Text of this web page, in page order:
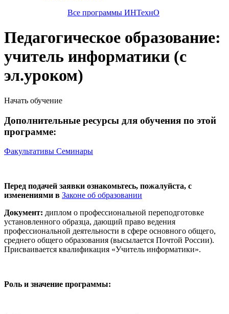
Все программы ИНТехнО
Педагогическое образование:
учитель информатики (с
эл.уроком)
Начать обучение
Дополнительные ресурсы для обучения по этой
программе:
Факультативы Семинары
Перед подачей заявки ознакомьтесь, пожалуйста, с
изменениями в Законе об образовании
Документ: диплом о профессиональной переподготовке
установленного образца, дающий право ведения
профессиональной деятельности в сфере основного общего,
среднего общего образования (высылается Почтой России).
Присваивается квалификация «Учитель информатики».
Роль и значение программы: